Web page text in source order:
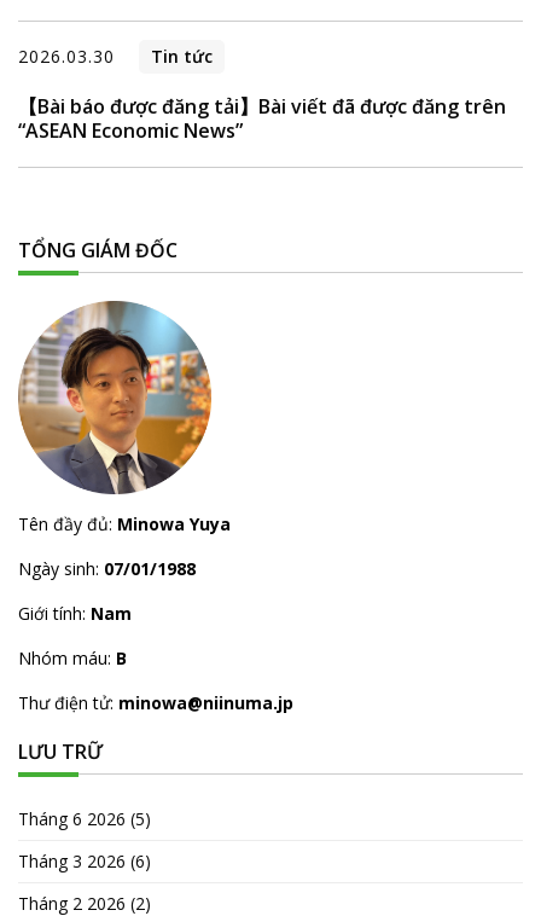
2026.03.30 Tin tức
【Bài báo được đăng tải】Bài viết đã được đăng trên
“ASEAN Economic News”
TỔNG GIÁM ĐỐC
Tên đầy đủ: Minowa Yuya
Ngày sinh: 07/01/1988
Giới tính: Nam
Nhóm máu: B
Thư điện tử: minowa@niinuma.jp
LƯU TRỮ
Tháng 6 2026 (5)
Tháng 3 2026 (6)
Tháng 2 2026 (2)